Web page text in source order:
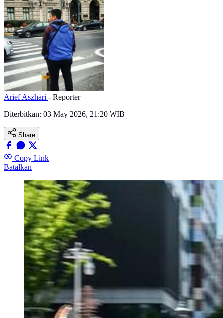
Arief Aszhari - Reporter
Diterbitkan: 03 May 2026, 21:20 WIB
Share
Copy Link
Batalkan